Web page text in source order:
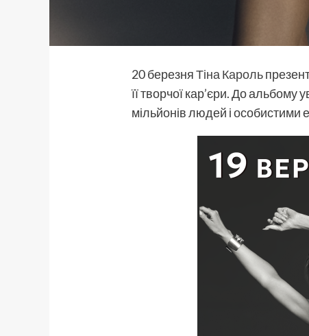
20 березняТіна Кароль
її творчої кар’єри. До альбому
мільйонів людей і особистими